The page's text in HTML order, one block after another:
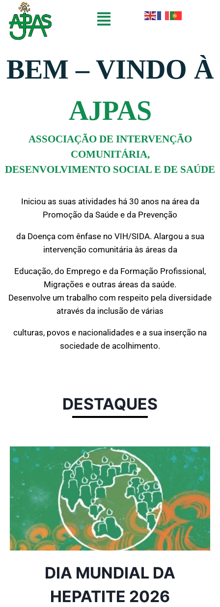
BEM – VINDO À
AJPAS
ASSOCIAÇÃO DE INTERVENÇÃO
COMUNITÁRIA,
DESENVOLVIMENTO SOCIAL E DE SAÚDE
Iniciou as suas atividades há 30 anos na área da
Promoção da Saúde e da Prevenção
da Doença com ênfase no VIH/SIDA. Alargou a sua
intervenção comunitária às áreas da
Educação, do Emprego e da Formação Profissional,
Migrações e outras áreas da saúde.
Desenvolve um trabalho com respeito pela diversidade
através da inclusão de várias
culturas, povos e nacionalidades e a sua inserção na
sociedade de acolhimento.
DESTAQUES
DIA MUNDIAL DA
HEPATITE 2026